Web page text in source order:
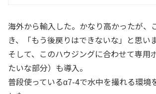
海外から輸入した。かなり高かったが、
き、「もう後戻りはできないな」と思い
そして、このハウジングに合わせて専用
たいな部分）も導入。
普段使っているα7-4で水中を撮れる環境